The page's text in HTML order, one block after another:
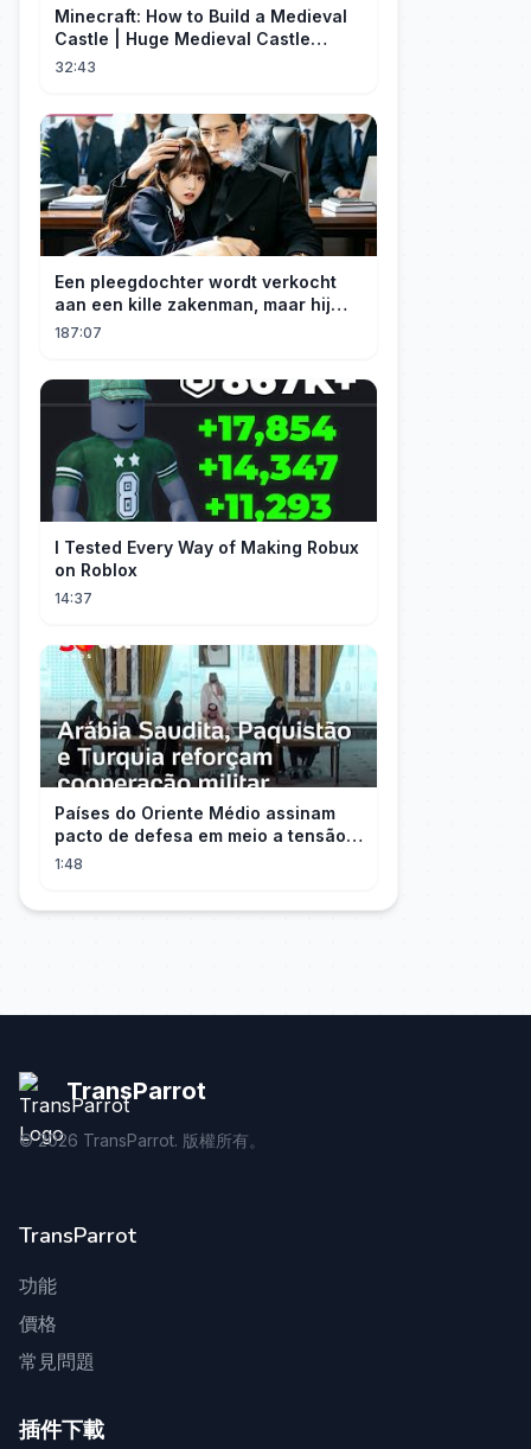
Minecraft: How to Build a Medieval
Castle | Huge Medieval Castle
Tutorial - Part 1
32:43
Een pleegdochter wordt verkocht
aan een kille zakenman, maar hij
wordt verliefd op haar en neemt
187:07
I Tested Every Way of Making Robux
on Roblox
14:37
Países do Oriente Médio assinam
pacto de defesa em meio a tensão
com Irã
1:48
TransParrot
©2026 TransParrot. 版權所有。
TransParrot
功能
價格
常見問題
插件下載